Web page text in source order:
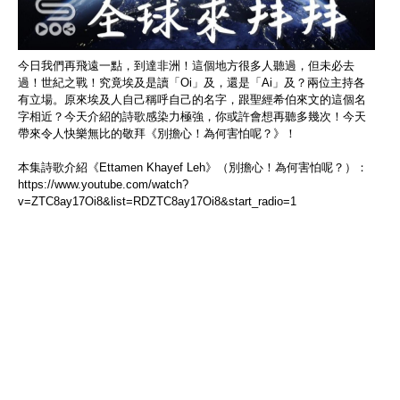
今日我們再飛遠一點，到達非洲！這個地方很多人聽過，但未必去
過！世紀之戰！究竟埃及是讀「Oi」及，還是「Ai」及？兩位主持各
有立場。原來埃及人自己稱呼自己的名字，跟聖經希伯來文的這個名
字相近？今天介紹的詩歌感染力極強，你或許會想再聽多幾次！今天
帶來令人快樂無比的敬拜《別擔心！為何害怕呢？》！
本集詩歌介紹《Ettamen Khayef Leh》（別擔心！為何害怕呢？）：
https://www.youtube.com/watch?
v=ZTC8ay17Oi8&list=RDZTC8ay17Oi8&start_radio=1